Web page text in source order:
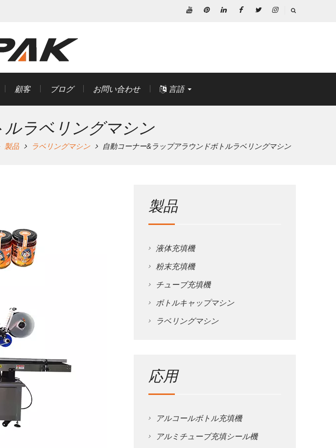
ー
ブ
ス
イ
ブ
ー
グ
顧客 ブログ お問い合わせ 言語
ラベリングマシン
製品 ラベリングマシン 自動コーナー&ラップアラウンドボトルラベリングマシン
製品
液体充填機
粉末充填機
チューブ充填機
ボトルキャップマシン
ラベリングマシン
応用
アルコールボトル充填機
アルミチューブ充填シール機